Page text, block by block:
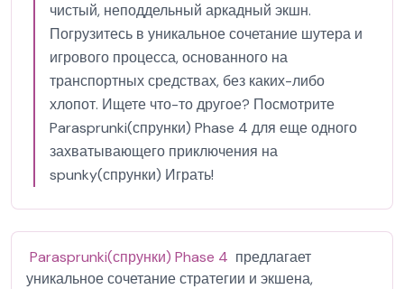
чистый, неподдельный аркадный экшн.
Погрузитесь в уникальное сочетание шутера и
игрового процесса, основанного на
транспортных средствах, без каких-либо
хлопот. Ищете что-то другое? Посмотрите ​
Parasprunki(спрунки) Phase 4 для еще одного
захватывающего приключения на
spunky(спрунки) Играть!
​Parasprunki(спрунки) Phase 4 предлагает
уникальное сочетание стратегии и экшена,